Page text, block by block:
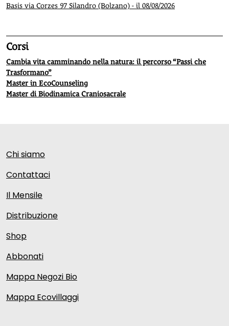
Basis via Corzes 97 Silandro (Bolzano) - il 08/08/2026
Corsi
Cambia vita camminando nella natura: il percorso “Passi che
Trasformano”
Master in EcoCounseling
Master di Biodinamica Craniosacrale
Chi siamo
Contattaci
Il Mensile
Distribuzione
Shop
Abbonati
Mappa Negozi Bio
Mappa Ecovillaggi